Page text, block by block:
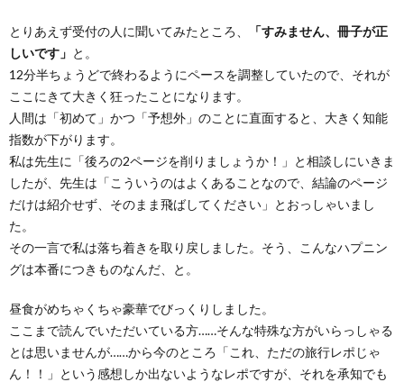
とりあえず受付の人に聞いてみたところ、
「すみません、冊子が正
しいです」 と。
12分半ちょうどで終わるようにペースを調整していたので、それが
ここにきて大きく狂ったことになります。
人間は「初めて」かつ「予想外」のことに直面すると、大きく知能
指数が下がります。
私は先生に「後ろの2ページを削りましょうか！」と相談しにいきま
したが、先生は「こういうのはよくあることなので、結論のページ
だけは紹介せず、そのまま飛ばしてください」とおっしゃいまし
た。
その一言で私は落ち着きを取り戻しました。そう、こんなハプニン
グは本番につきものなんだ、と。
昼食がめちゃくちゃ豪華でびっくりしました。
ここまで読んでいただいている方……そんな特殊な方がいらっしゃる
とは思いませんが……から今のところ「これ、ただの旅行レポじゃ
ん！！」という感想しか出ないようなレポですが、それを承知でも